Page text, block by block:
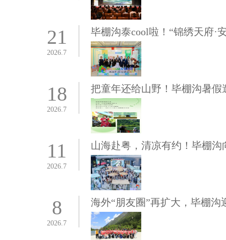
21
2026.7
毕棚沟泰cool啦！“锦绣天府·
18
2026.7
把童年还给山野！毕棚沟暑假
11
2026.7
山海赴粤，清凉有约！毕棚
8
2026.7
海外“朋友圈”再扩大，毕棚